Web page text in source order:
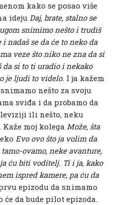
kako se posao više
ideju Daj, brate, stalno se
snimimo nešto i trudiš
nadaš se da će to neko da
veze što niko ne zna da si
si to ti uradio i nekako
je ljudi to videlo. I ja kažem
nešto za svoju
sviđa i da probamo da
ili nešto, neku
moj kolega Može, šta
Evo ovo što ja volim da
ovamo, neke avanture,
ću biti voditelj. Ti i ja, kako
ispred kamere, pa ću da
epizodu da snimamo
će da bude pilot epizoda.